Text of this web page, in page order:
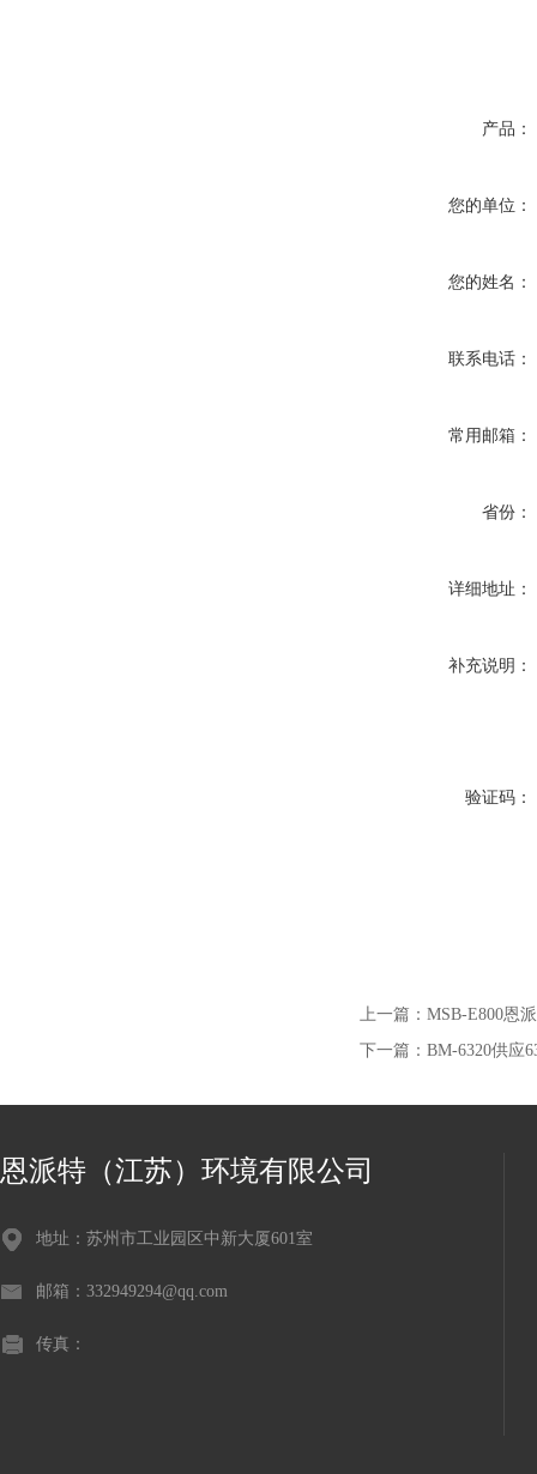
产品：
您的单位：
您的姓名：
联系电话：
常用邮箱：
省份：
详细地址：
补充说明：
验证码：
上一篇： MSB-E800恩
下一篇： BM-6320供应
恩派特（江苏）环境有限公司
地址：苏州市工业园区中新大厦601室
邮箱：332949294@qq.com
传真：